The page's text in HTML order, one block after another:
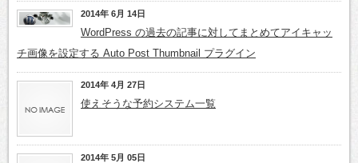
2014年 6月 14日
WordPress の過去の記事に対してまとめてアイキャッ
チ画像を設定する Auto Post Thumbnail プラグイン
2014年 4月 27日
使えそうな予約システム一覧
2014年 5月 05日